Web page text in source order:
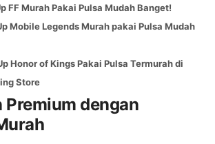
FF Murah Pakai Pulsa Mudah Banget!
Mobile Legends Murah pakai Pulsa Mudah
Honor of Kings Pakai Pulsa Termurah di
Store
Premium dengan